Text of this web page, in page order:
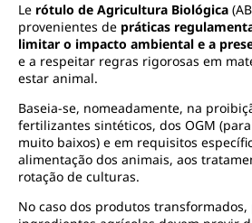
Le rótulo de Agricultura Biológica
provenientes de práticas
limitar o impacto ambiental e a
e a respeitar regras rigorosas em
estar animal.
Baseia-se, nomeadamente, na
fertilizantes sintéticos, dos OGM
muito baixos) e em requisitos
alimentação dos animais, aos
rotação de culturas.
No caso dos produtos transformados,